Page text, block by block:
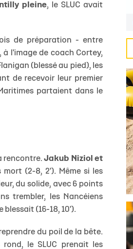
pleine, le SLUC avait
de préparation - entre
l'image de coach Cortey,
(blessé au pied), les
de recevoir leur premier
partaient dans le
rencontre.Jakub Niziol et
(2-8, 2'). Même si les
du solide, avec 6 points
trembler, les Nancéiens
blessait (16-18, 10').
du poil de la bête.
rond, le SLUC prenait les